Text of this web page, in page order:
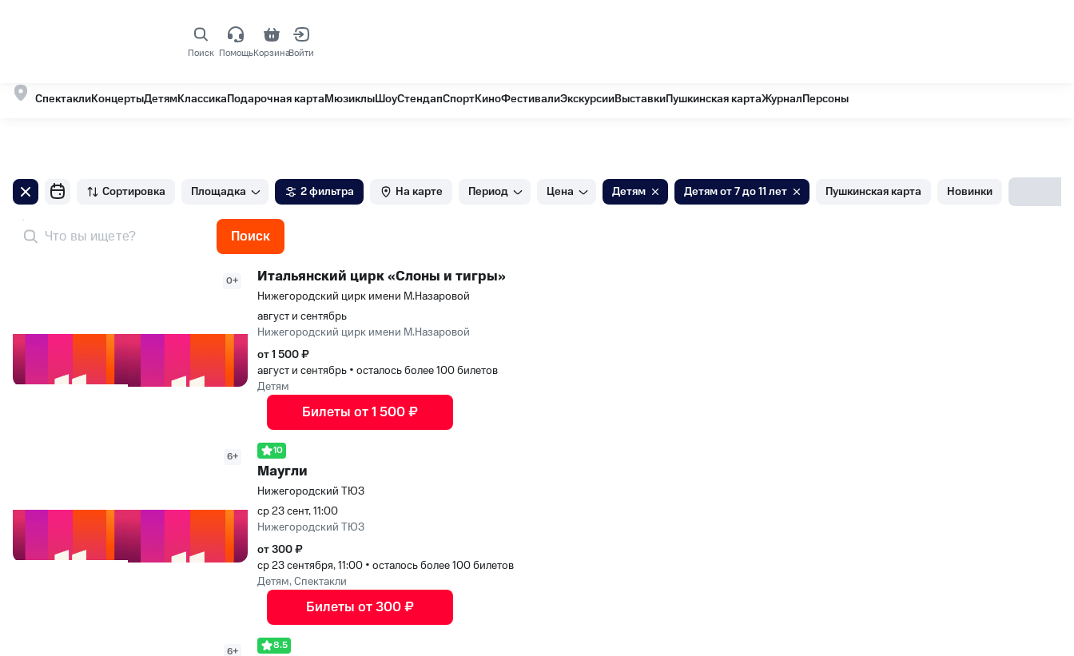
Поиск Помощь Корзина Войти
СпектаклиКонцертыДетямКлассикаПодарочная картаМюзиклыШоуСтендапСпортКиноФестивалиЭкскурсииВыставкиПушкинская картаЖурналПерсоны
Спектакли для детей от 7 до 11 лет
40 событий
Сортировка Площадка 2 фильтра На карте Период Цена Детям Детям от 7 до 11 лет Пушкинская карта Новинки
Поиск
0+ Итальянский цирк «Слоны и тигры»
Нижегородский цирк имени М.Назаровой
август и сентябрь
Нижегородский цирк имени М.Назаровой
от 1 500 ₽
август и сентябрь • осталось более 100 билетов
Детям
Билеты от 1 500 ₽
6+ 10
Маугли
Нижегородский ТЮЗ
ср 23 сент, 11:00
Нижегородский ТЮЗ
от 300 ₽
ср 23 сентября, 11:00 • осталось более 100 билетов
Детям, Спектакли
Билеты от 300 ₽
6+ 8.5